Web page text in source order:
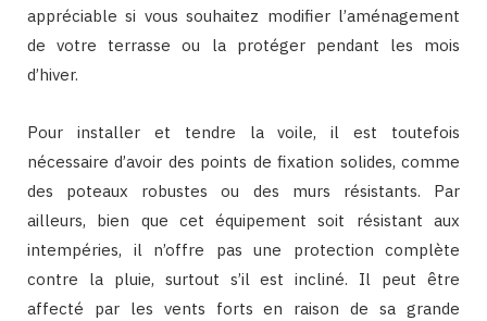
appréciable si vous souhaitez modifier l’aménagement
de votre terrasse ou la protéger pendant les mois
d’hiver.
Pour installer et tendre la voile, il est toutefois
nécessaire d’avoir des points de fixation solides, comme
des poteaux robustes ou des murs résistants. Par
ailleurs, bien que cet équipement soit résistant aux
intempéries, il n’offre pas une protection complète
contre la pluie, surtout s’il est incliné. Il peut être
affecté par les vents forts en raison de sa grande